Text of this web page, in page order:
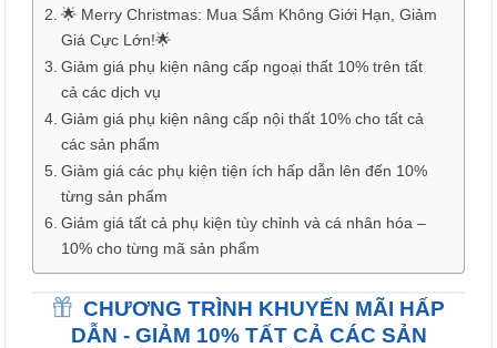
🌟 Merry Christmas: Mua Sắm Không Giới Hạn, Giảm
Giá Cực Lớn!🌟
Giảm giá phụ kiện nâng cấp ngoại thất 10% trên tất
cả các dịch vụ
Giảm giá phụ kiện nâng cấp nội thất 10% cho tất cả
các sản phẩm
Giảm giá các phụ kiện tiện ích hấp dẫn lên đến 10%
từng sản phẩm
Giảm giá tất cả phụ kiện tùy chỉnh và cá nhân hóa –
10% cho từng mã sản phẩm
CHƯƠNG TRÌNH KHUYẾN MÃI HẤP
DẪN - GIẢM 10% TẤT CẢ CÁC SẢN